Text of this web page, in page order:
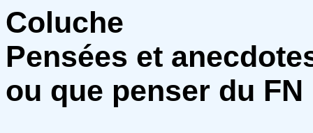
Coluche
Pensées et
ou que penser du FN